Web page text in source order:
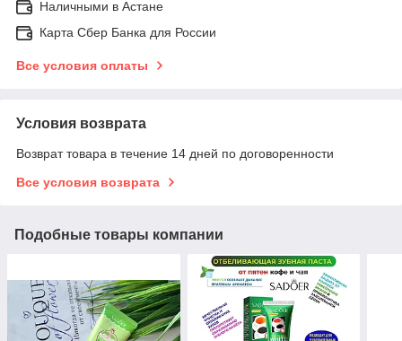
Наличными в Астане
Карта Сбер Банка для России
Все условия оплаты
Условия возврата
Возврат товара в течение 14 дней по договоренности
Все условия возврата
Подобные товары компании